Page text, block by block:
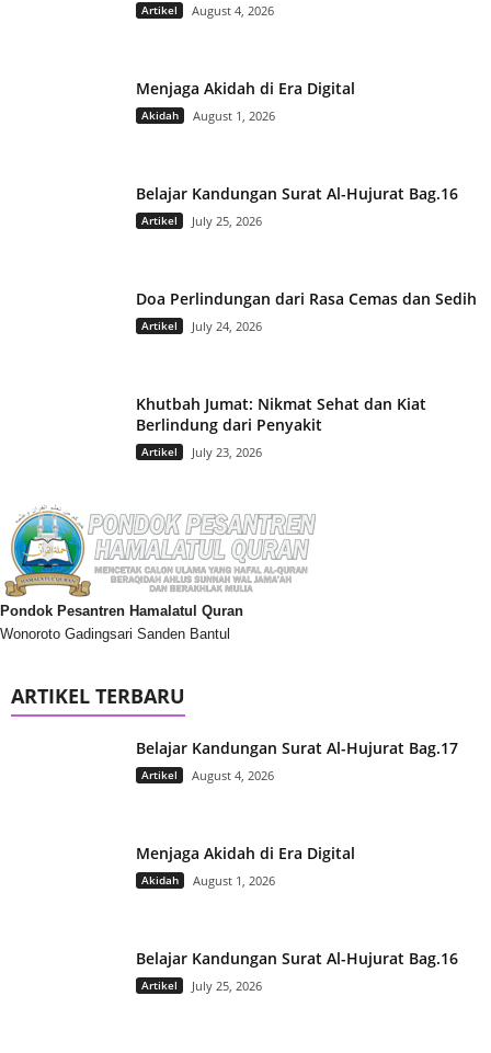
Artikel August 4, 2026
Menjaga Akidah di Era Digital
Akidah August 1, 2026
Belajar Kandungan Surat Al-Hujurat Bag.16
Artikel July 25, 2026
Doa Perlindungan dari Rasa Cemas dan Sedih
Artikel July 24, 2026
Khutbah Jumat: Nikmat Sehat dan Kiat
Berlindung dari Penyakit
Artikel July 23, 2026
Pondok Pesantren Hamalatul Quran
Wonoroto Gadingsari Sanden Bantul
ARTIKEL TERBARU
Belajar Kandungan Surat Al-Hujurat Bag.17
Artikel August 4, 2026
Menjaga Akidah di Era Digital
Akidah August 1, 2026
Belajar Kandungan Surat Al-Hujurat Bag.16
Artikel July 25, 2026